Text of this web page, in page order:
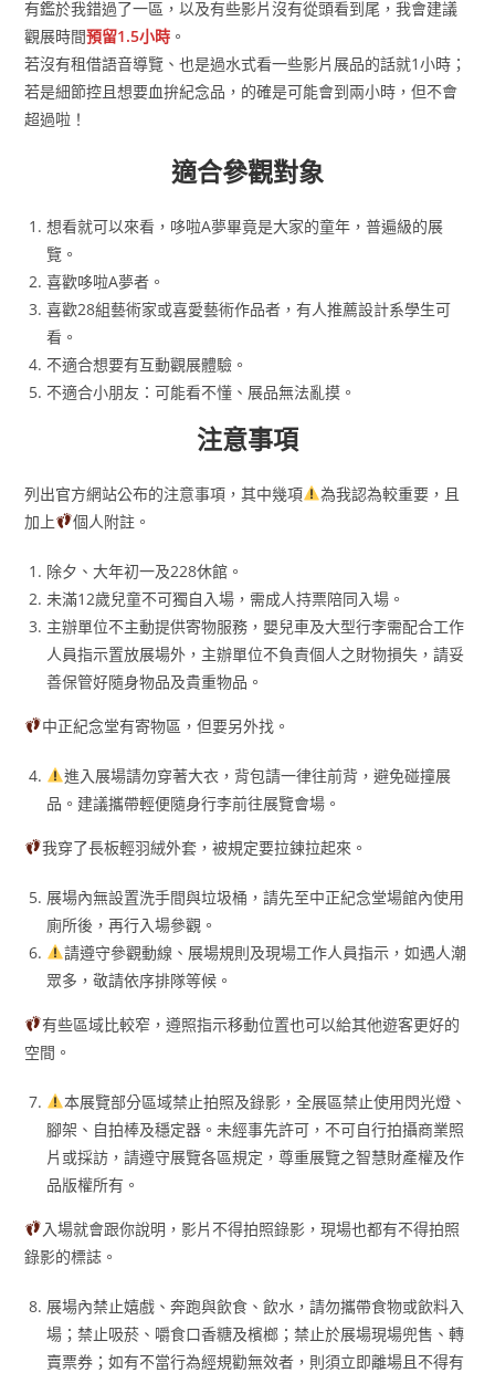
有鑑於我錯過了一區，以及有些影片沒有從頭看到尾，我會建議
觀展時間預留1.5小時 。
若沒有租借語音導覽、也是過水式看一些影片展品的話就1小時；
若是細節控且想要血拚紀念品，的確是可能會到兩小時，但不會
超過啦！
適合參觀對象
想看就可以來看，哆啦A夢畢竟是大家的童年，普遍級的展
覽。
喜歡哆啦A夢者。
喜歡28組藝術家或喜愛藝術作品者，有人推薦設計系學生可
看。
不適合想要有互動觀展體驗。
不適合小朋友：可能看不懂、展品無法亂摸。
注意事項
列出官方網站公布的注意事項，其中幾項
為我認為較重要，且
加上
個人附註。
除夕、大年初一及228休館。
未滿12歲兒童不可獨自入場，需成人持票陪同入場。
主辦單位不主動提供寄物服務，嬰兒車及大型行李需配合工作
人員指示置放展場外，主辦單位不負責個人之財物損失，請妥
善保管好隨身物品及貴重物品。
中正紀念堂有寄物區，但要另外找。
進入展場請勿穿著大衣，背包請一律往前背，避免碰撞展
品。建議攜帶輕便隨身行李前往展覽會場。
我穿了長板輕羽絨外套，被規定要拉鍊拉起來。
展場內無設置洗手間與垃圾桶，請先至中正紀念堂場館內使用
廁所後，再行入場參觀。
請遵守參觀動線、展場規則及現場工作人員指示，如遇人潮
眾多，敬請依序排隊等候。
有些區域比較窄，遵照指示移動位置也可以給其他遊客更好的
空間。
本展覽部分區域禁止拍照及錄影，全展區禁止使用閃光燈、
腳架、自拍棒及穩定器。未經事先許可，不可自行拍攝商業照
片或採訪，請遵守展覽各區規定，尊重展覽之智慧財產權及作
品版權所有。
入場就會跟你說明，影片不得拍照錄影，現場也都有不得拍照
錄影的標誌。
展場內禁止嬉戲、奔跑與飲食、飲水，請勿攜帶食物或飲料入
場；禁止吸菸、嚼食口香糖及檳榔；禁止於展場現場兜售、轉
賣票券；如有不當行為經規勸無效者，則須立即離場且不得有